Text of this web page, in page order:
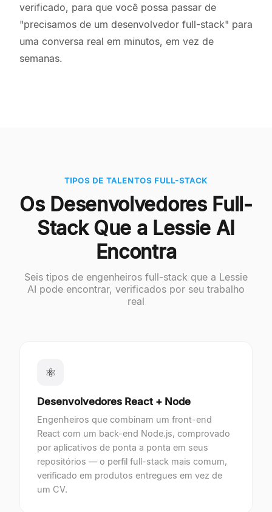
verificado, para que você possa passar de
"precisamos de um desenvolvedor full-stack" para
uma conversa real em minutos, em vez de
semanas.
TIPOS DE TALENTOS FULL-STACK
Os Desenvolvedores Full-
Stack Que a Lessie AI
Encontra
Seis tipos de engenheiros full-stack que a Lessie
AI pode encontrar, verificados por seu trabalho
real
⚛
Desenvolvedores React + Node
Engenheiros que combinam um front-end
React com um back-end Node.js, comprovado
por aplicativos de ponta a ponta em seus
repositórios — o perfil full-stack mais comum,
verificado em produtos entregues em vez de
um CV.